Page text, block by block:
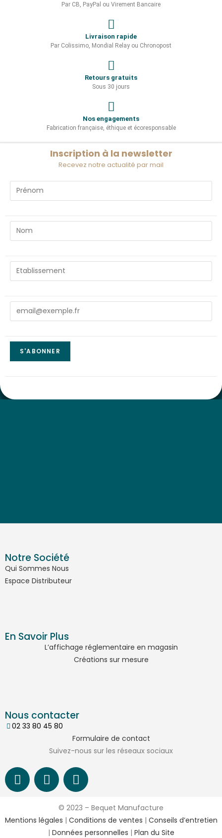
Par CB, PayPal ou Virement Bancaire
Livraison rapide
Par Colissimo, Mondial Relay ou Chronopost
Retours gratuits
Sous 30 jours
Nos engagements
Fabrication française, éthique et écoresponsable
Inscription à la newsletter
Recevez notre actualité par mail
Notre Société
Qui Sommes Nous
Espace Distributeur
En Savoir Plus
L’affichage réglementaire en magasin
Créations sur mesure
Nous contacter
02 33 80 45 80
Formulaire de contact
Suivez-nous sur les réseaux sociaux
© 2023 – Bequet Manufacture
Mentions légales | Conditions de ventes | Conseils d’entretien
| Données personnelles | Plan du Site